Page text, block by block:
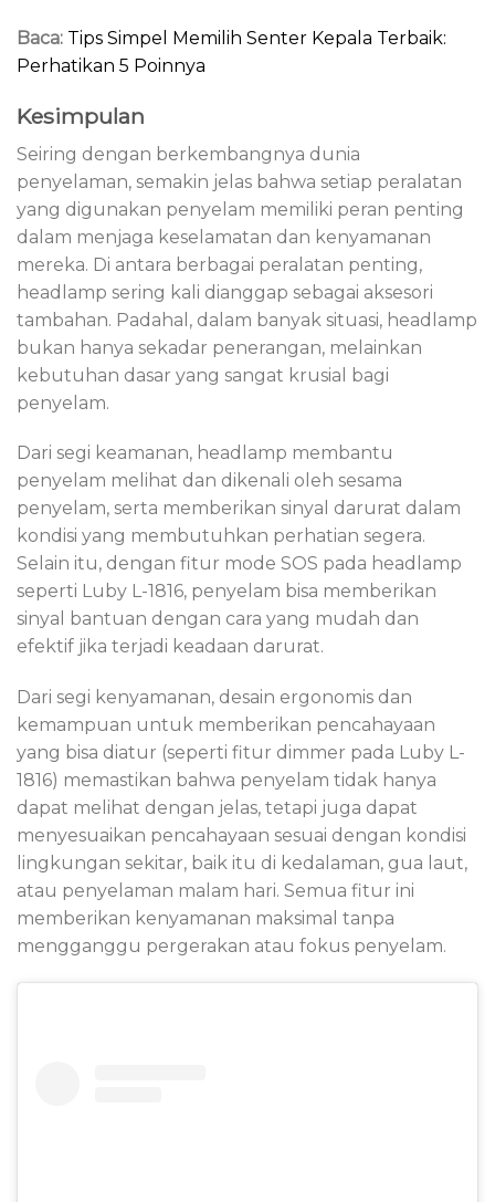
Baca: Tips Simpel Memilih Senter Kepala Terbaik:
Perhatikan 5 Poinnya
Kesimpulan
Seiring dengan berkembangnya dunia
penyelaman, semakin jelas bahwa setiap peralatan
yang digunakan penyelam memiliki peran penting
dalam menjaga keselamatan dan kenyamanan
mereka. Di antara berbagai peralatan penting,
headlamp sering kali dianggap sebagai aksesori
tambahan. Padahal, dalam banyak situasi, headlamp
bukan hanya sekadar penerangan, melainkan
kebutuhan dasar yang sangat krusial bagi
penyelam.
Dari segi keamanan, headlamp membantu
penyelam melihat dan dikenali oleh sesama
penyelam, serta memberikan sinyal darurat dalam
kondisi yang membutuhkan perhatian segera.
Selain itu, dengan fitur mode SOS pada headlamp
seperti Luby L-1816, penyelam bisa memberikan
sinyal bantuan dengan cara yang mudah dan
efektif jika terjadi keadaan darurat.
Dari segi kenyamanan, desain ergonomis dan
kemampuan untuk memberikan pencahayaan
yang bisa diatur (seperti fitur dimmer pada Luby L-
1816) memastikan bahwa penyelam tidak hanya
dapat melihat dengan jelas, tetapi juga dapat
menyesuaikan pencahayaan sesuai dengan kondisi
lingkungan sekitar, baik itu di kedalaman, gua laut,
atau penyelaman malam hari. Semua fitur ini
memberikan kenyamanan maksimal tanpa
mengganggu pergerakan atau fokus penyelam.